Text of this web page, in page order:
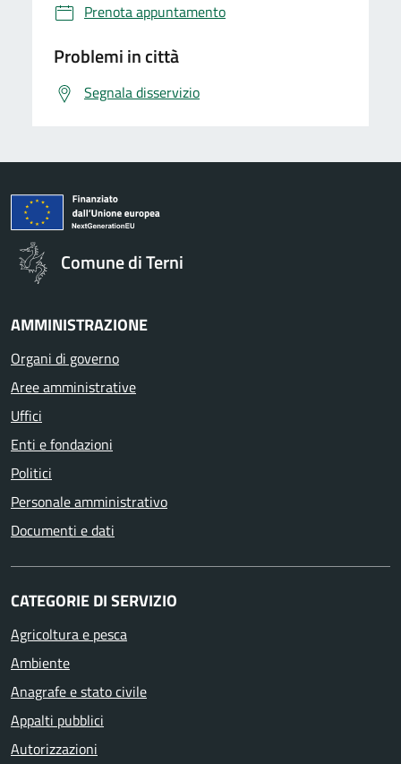
Prenota appuntamento
Problemi in città
Segnala disservizio
Comune di Terni
AMMINISTRAZIONE
Organi di governo
Aree amministrative
Uffici
Enti e fondazioni
Politici
Personale amministrativo
Documenti e dati
CATEGORIE DI SERVIZIO
Agricoltura e pesca
Ambiente
Anagrafe e stato civile
Appalti pubblici
Autorizzazioni